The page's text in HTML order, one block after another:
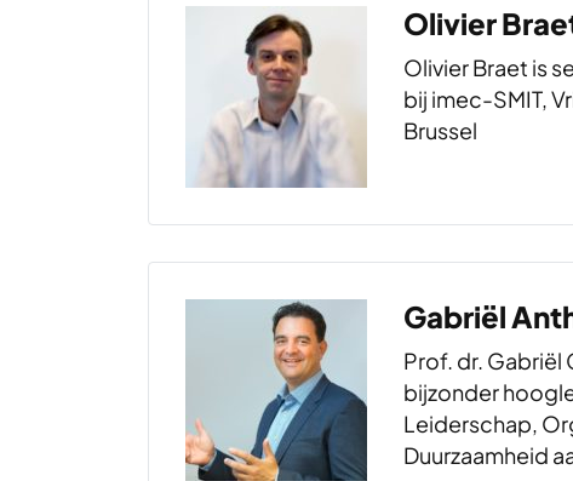
Universiteit &
onderzoek richt
Olivier
Olivier Braet is
bij imec-SMIT,
Brussel
Gabriël
Prof. dr. Gabriël
bijzonder
Leiderschap,
Duurzaamheid